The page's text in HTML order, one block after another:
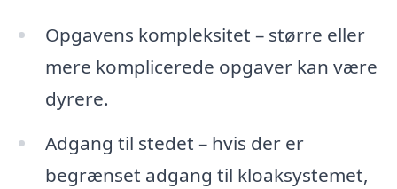
Opgavens kompleksitet – større eller
mere komplicerede opgaver kan være
dyrere.
Adgang til stedet – hvis der er
begrænset adgang til kloaksystemet,